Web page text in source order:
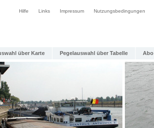
Hilfe Links Impressum Nutzungsbedingungen
über Karte Pegelauswahl über Tabelle Abo